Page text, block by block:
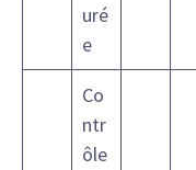
uré
e
Co
ntr
ôle